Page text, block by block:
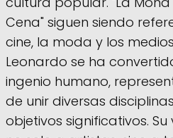
Cena" siguen siendo
cine, la moda y los
Leonardo se ha
ingenio humano,
de unir diversas
objetivos significativos.